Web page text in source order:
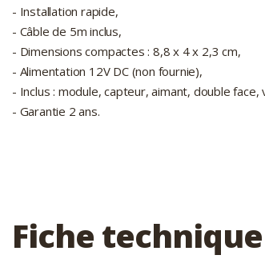
- Installation rapide,
- Câble de 5m inclus,
- Dimensions compactes : 8,8 x 4 x 2,3 cm,
- Alimentation 12V DC (non fournie),
- Inclus : module, capteur, aimant, double face,
- Garantie 2 ans.
Fiche technique